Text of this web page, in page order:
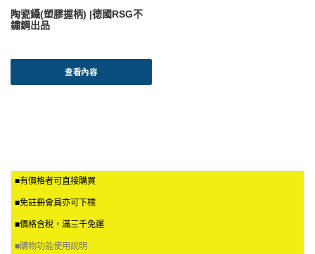
陶瓷鑷(塑膠握柄) |德國RSG不
鏽鋼出品
查看內容
■有價格者可直接購買
■免註冊會員亦可下標
■價格含稅，滿三千免運
■購物功能使用說明